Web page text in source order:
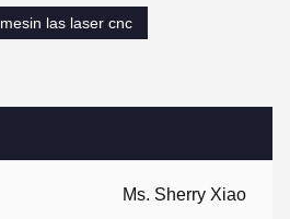
Ms. Sherry Xiao
mesin las laser cnc